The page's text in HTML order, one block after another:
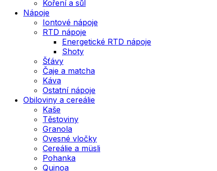
Koření a sůl
Nápoje
Iontové nápoje
RTD nápoje
Energetické RTD nápoje
Shoty
Šťávy
Čaje a matcha
Káva
Ostatní nápoje
Obiloviny a cereálie
Kaše
Těstoviny
Granola
Ovesné vločky
Cereálie a müsli
Pohanka
Quinoa